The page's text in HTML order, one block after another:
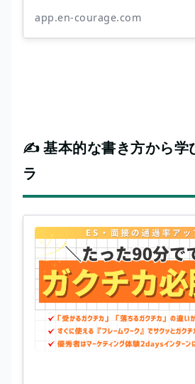
app.en-courage.com
✍️ 基本的な書き方から学
ラ